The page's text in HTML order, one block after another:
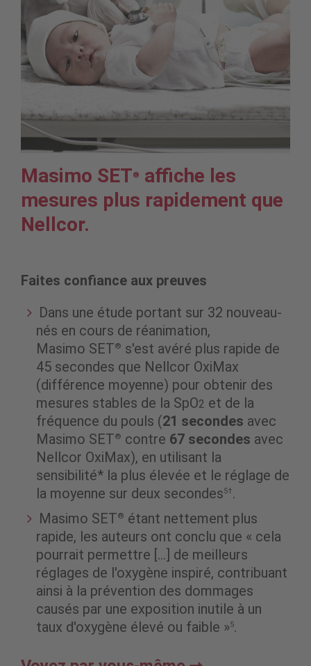
Masimo SET®
affiche les
mesures plus rapidement que
Nellcor.
Faites confiance aux preuves
Dans une étude portant sur 32 nouveau-
nés en cours de réanimation,
Masimo SET® s'est avéré plus rapide de
45 secondes que Nellcor OxiMax
(différence moyenne) pour obtenir des
mesures stables de la SpO2 et de la
fréquence du pouls (21 secondes avec
Masimo SET® contre 67 secondes avec
Nellcor OxiMax), en utilisant la
sensibilité* la plus élevée et le réglage de
la moyenne sur deux secondes5†.
Masimo SET® étant nettement plus
rapide, les auteurs ont conclu que « cela
pourrait permettre […] de meilleurs
réglages de l'oxygène inspiré, contribuant
ainsi à la prévention des dommages
causés par une exposition inutile à un
taux d'oxygène élevé ou faible »5.